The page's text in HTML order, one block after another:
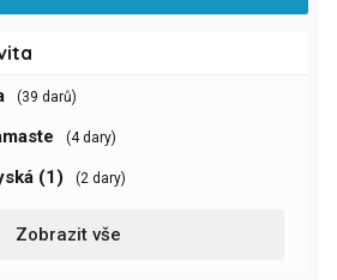
(39 darů)
(4 dary)
(1) (2 dary)
Zobrazit vše